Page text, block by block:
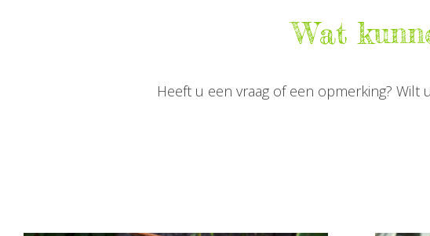
Wat
Heeft u een vraag of een opmerking?